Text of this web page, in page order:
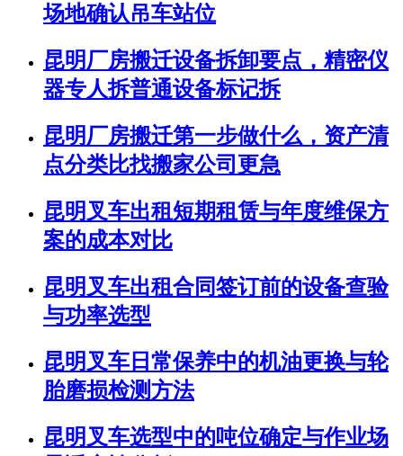
场地确认吊车站位
昆明厂房搬迁设备拆卸要点，精密仪
器专人拆普通设备标记拆
昆明厂房搬迁第一步做什么，资产清
点分类比找搬家公司更急
昆明叉车出租短期租赁与年度维保方
案的成本对比
昆明叉车出租合同签订前的设备查验
与功率选型
昆明叉车日常保养中的机油更换与轮
胎磨损检测方法
昆明叉车选型中的吨位确定与作业场